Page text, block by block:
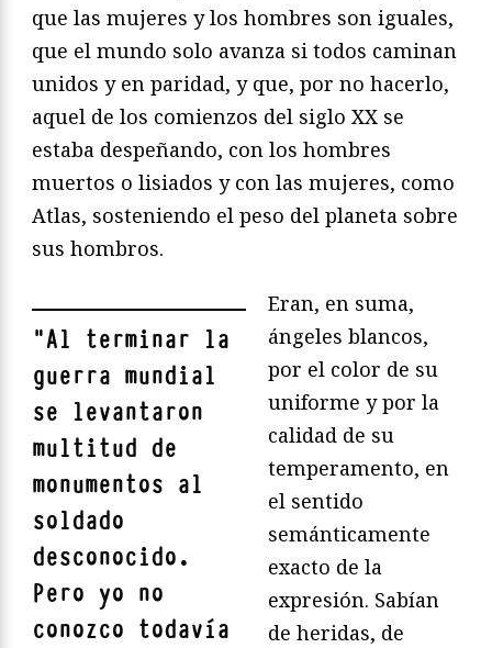
que las mujeres y los hombres son iguales,
que el mundo solo avanza si todos caminan
unidos y en paridad, y que, por no hacerlo,
aquel de los comienzos del siglo XX se
estaba despeñando, con los hombres
muertos o lisiados y con las mujeres, como
Atlas, sosteniendo el peso del planeta sobre
sus hombros.
"Al terminar la
guerra mundial
se levantaron
multitud de
monumentos al
soldado
desconocido.
Pero yo no
conozco todavía
Eran, en suma,
ángeles blancos,
por el color de su
uniforme y por la
calidad de su
temperamento, en
el sentido
semánticamente
exacto de la
expresión. Sabían
de heridas, de